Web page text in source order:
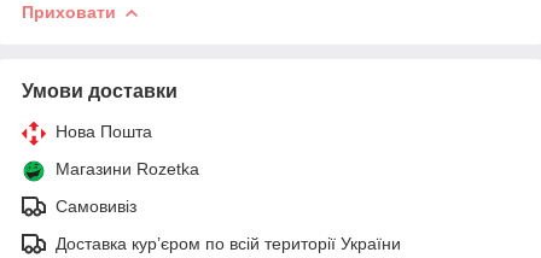
Приховати
Умови доставки
Нова Пошта
Магазини Rozetka
Самовивіз
Доставка кур’єром по всій території України